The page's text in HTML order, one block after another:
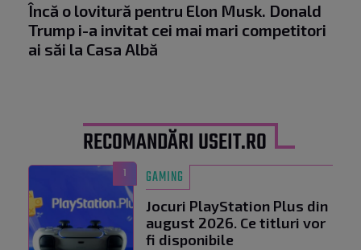
Încă o lovitură pentru Elon Musk. Donald
Trump i-a invitat cei mai mari competitori
ai săi la Casa Albă
RECOMANDĂRI USEIT.RO
1 GAMING
Jocuri PlayStation Plus din
august 2026. Ce titluri vor
fi disponibile